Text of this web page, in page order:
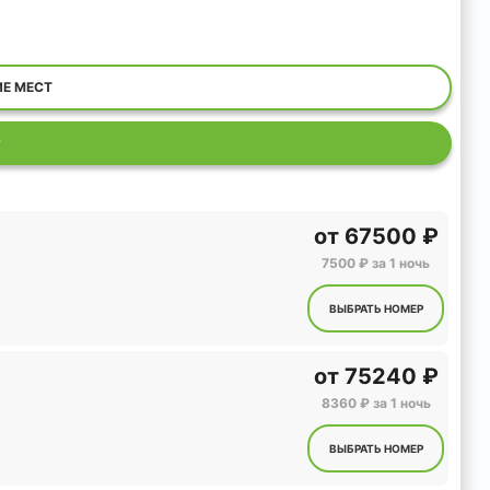
МЕСТ
от67500 ₽
7500 ₽ за 1 ночь
ВЫБРАТЬ НОМЕР
от75240 ₽
8360 ₽ за 1 ночь
ВЫБРАТЬ НОМЕР